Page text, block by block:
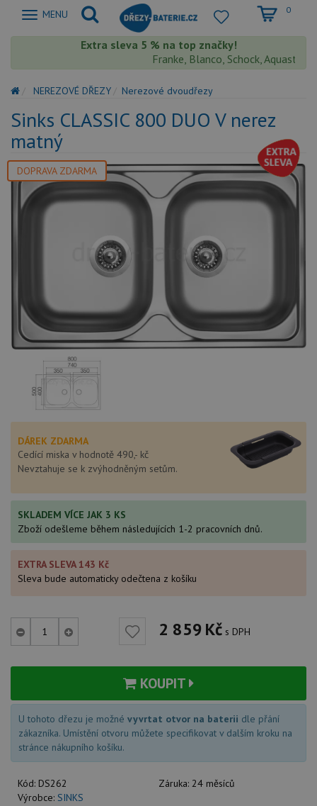
Zobrazit
MENU 0
Extra sleva 5 % na top značky!
Franke, Blanco, Schock,
NEREZOVÉ DŘEZY Nerezové dvoudřezy
Sinks CLASSIC 800 DUO V nerez
matný
DOPRAVA ZDARMA
DÁREK ZDARMA
Cedící miska v hodnotě 490,- kč
Nevztahuje se k zvýhodněným setům.
SKLADEM VÍCE JAK 3 KS
Zboží odešleme během následujících 1-2 pracovních dnů.
EXTRA SLEVA 143 Kč
Sleva bude automaticky odečtena z košíku
2 859Kč s DPH
KOUPIT
U tohoto dřezu je možné vyvrtat otvor na baterii dle přání
zákazníka. Umístění otvoru můžete specifikovat v dalším kroku na
stránce nákupního košíku.
Kód: DS262 Záruka: 24 měsíců
Výrobce: SINKS